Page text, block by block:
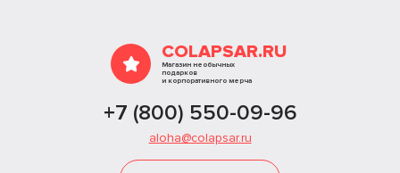
COLAPSAR.RU
Магазин необычных
подарков
и корпоративного мерча
+7 (800) 550-09-96
aloha@colapsar.ru